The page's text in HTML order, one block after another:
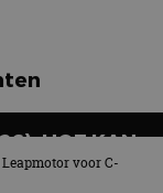
HOE KAN
voor C-